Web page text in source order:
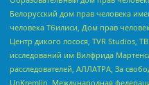
Белорусский дом прав человека
человека Тбилиси, Дом прав
Центр дикого лосося, TVR Studios,
исследований им Вилфрида
расследователей, АЛЛАТРА, За
UnKremlin, Международная